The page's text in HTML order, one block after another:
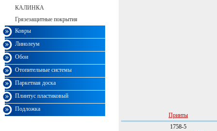
Принты
1758-5
КАЛИНКА
Грязезащитные покрытия
Ковры
Линолеум
Обои
Отопительные системы
Паркетная доска
Плинтус пластиковый
Подложка